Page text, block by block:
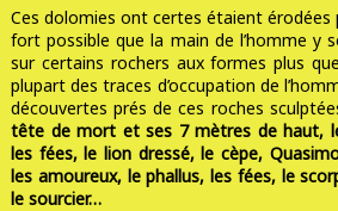
Ces dolomies ont certes étaient érodées
fort possible que la main de l’homme y
sur certains rochers aux formes plus
plupart des traces d’occupation de
découvertes prés de ces roches
tête de mort et ses 7 mètres de haut,
les fées, le lion dressé, le cèpe,
les amoureux, le phallus, les fées, le
le sourcier…